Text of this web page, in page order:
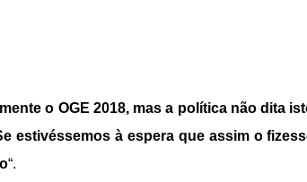
o OGE 2018, mas a política não dita
estivéssemos à espera que assim o
“.